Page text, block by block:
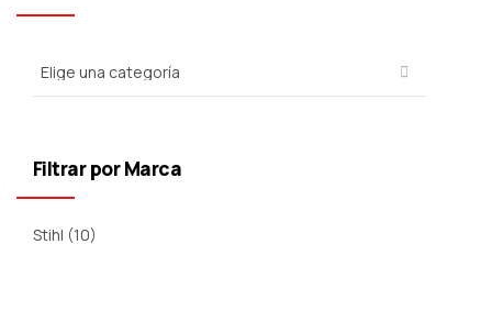
Filtrar por Marca
Stihl (10)